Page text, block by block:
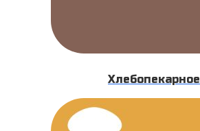
Хлебопекарное